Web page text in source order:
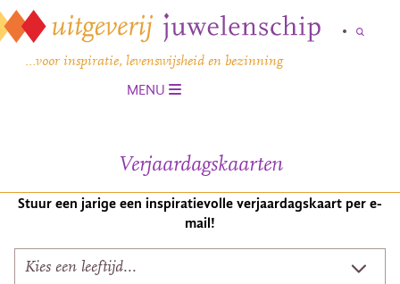
…voor inspiratie, levenswijsheid en bezinning
MENU
Verjaardagskaarten
Stuur een jarige een inspiratievolle verjaardagskaart per e-
mail!